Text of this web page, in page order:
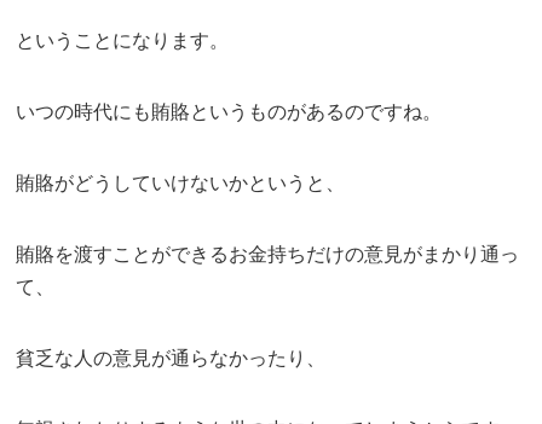
ということになります。
いつの時代にも賄賂というものがあるのですね。
賄賂がどうしていけないかというと、
賄賂を渡すことができるお金持ちだけの意見がまかり通っ
て、
貧乏な人の意見が通らなかったり、